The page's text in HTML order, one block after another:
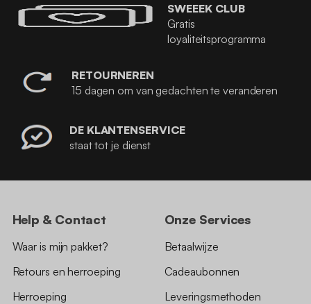
SWEEEK CLUB
Gratis
loyaliteitsprogramma
RETOURNEREN
15 dagen om van gedachten te veranderen
DE KLANTENSERVICE
staat tot je dienst
Help & Contact
Waar is mijn pakket?
Retours en herroeping
Herroeping
Onze Services
Betaalwijze
Cadeaubonnen
Leveringsmethoden